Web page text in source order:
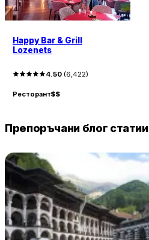
Happy Bar & Grill
Lozenets
4.50 (6,422)
Ресторант$$
Препоръчани блог статии